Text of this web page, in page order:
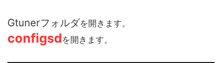
Gtunerフォルダを開きます。
configsdを開きます。